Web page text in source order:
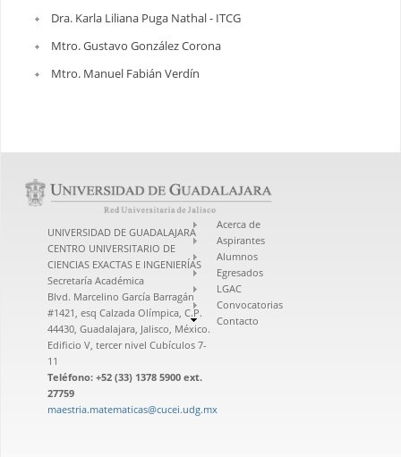
Dra. Karla Liliana Puga Nathal - ITCG
Mtro. Gustavo González Corona
Mtro. Manuel Fabián Verdín
UNIVERSIDAD DE GUADALAJARA
CENTRO UNIVERSITARIO DE
CIENCIAS EXACTAS E INGENIERÍAS
Secretaría Académica
Blvd. Marcelino García Barragán
#1421, esq Calzada Olímpica, C.P.
44430, Guadalajara, Jalisco, México.
Edificio V, tercer nivel Cubículos 7-
11
Teléfono: +52 (33) 1378 5900 ext.
27759
maestria.matematicas@cucei.udg.mx
Acerca de
Aspirantes
Alumnos
Egresados
LGAC
Convocatorias
Contacto